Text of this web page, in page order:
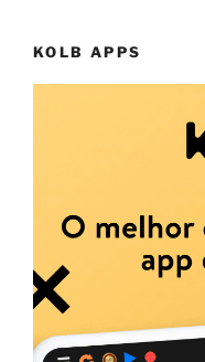
KOLB APPS